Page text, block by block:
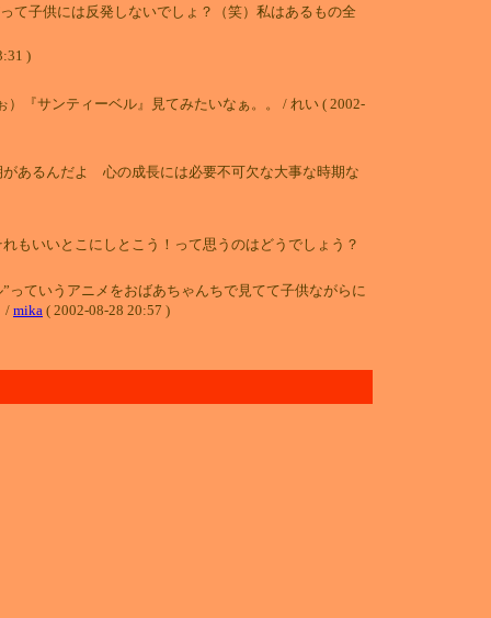
て子供には反発しないでしょ？（笑）私はあるもの全
)
『サンティーベル』見てみたいなぁ。。 / れい ( 2002-
あるんだよ 心の成長には必要不可欠な大事な時期な
もいいとこにしとこう！って思うのはどうでしょう？
ていうアニメをおばあちゃんちで見てて子供ながらに
/ mika ( 2002-08-28 20:57 )